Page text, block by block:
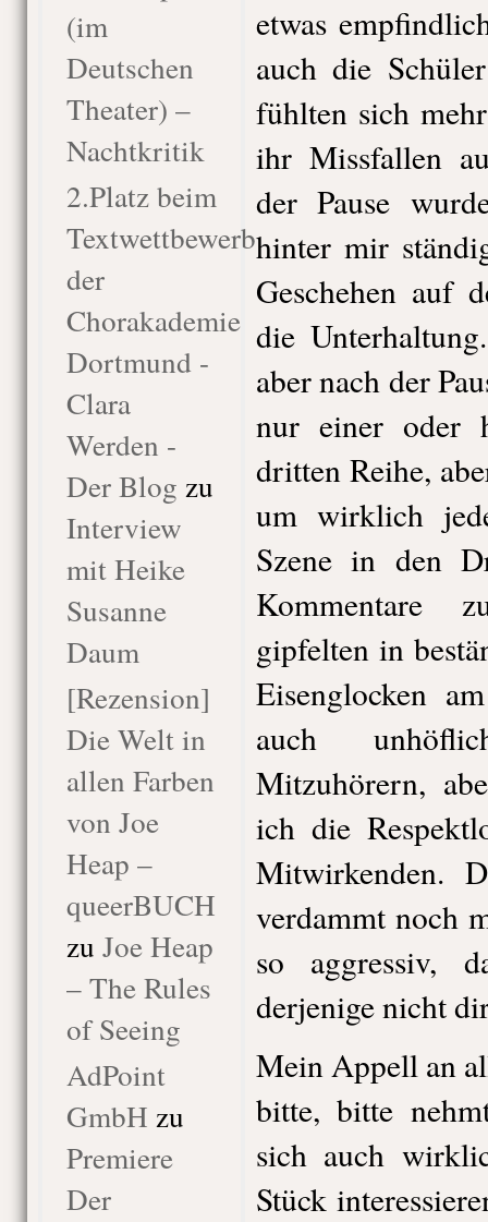
(im
Deutschen
Theater) –
Nachtkritik
2.Platz beim
Textwettbewerb
der
Chorakademie
Dortmund -
Clara
Werden -
Der Blog zu
Interview
mit Heike
Susanne
Daum
[Rezension]
Die Welt in
allen Farben
von Joe
Heap –
queerBUCH
zu Joe Heap
– The Rules
of Seeing
AdPoint
GmbH zu
Premiere
Der
etwas
auch die
fühlten sich
ihr Missfallen
der Pause
hinter mir
Geschehen auf
die
aber nach der
nur einer oder
dritten Reihe,
um wirklich
Szene in den
Kommentare
gipfelten in
Eisenglocken
auch
Mitzuhörern,
ich die
Mitwirkenden.
verdammt noch
so aggressiv,
derjenige nicht
Mein Appell an
bitte, bitte
sich auch
Stück